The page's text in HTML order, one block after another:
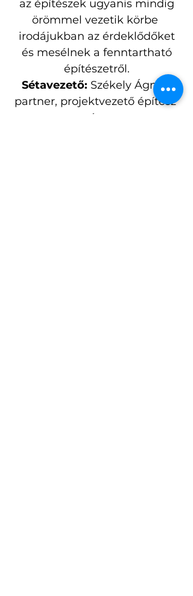
örömmel vezetik körbe
irodájukban az érdeklődőket
építészetről.
Sétavezető: Székely Ágnes
partner, projektvezető építész
és